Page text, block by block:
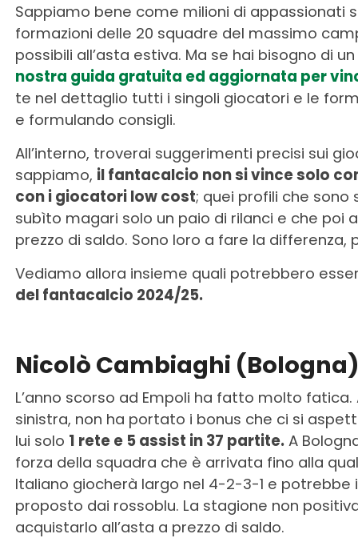
Sappiamo bene come milioni di appassionati
formazioni delle 20 squadre del massimo
possibili all’asta estiva. Ma se hai bisogno di
nostra guida gratuita ed aggiornata per
te nel dettaglio tutti i singoli giocatori e le
e formulando consigli.
All’interno, troverai suggerimenti precisi sui
sappiamo, il fantacalcio non si vince solo
con i giocatori low cost; quei profili che
subìto magari solo un paio di rilanci e che poi
prezzo di saldo. Sono loro a fare la
Vediamo allora insieme quali potrebbero
del fantacalcio 2024/25.
Nicolò Cambiaghi
L’anno scorso ad Empoli ha fatto molto
sinistra, non ha portato i bonus che ci si
lui solo 1 rete e 5 assist in 37 partite. A
forza della squadra che è arrivata fino alla
Italiano giocherà largo nel 4-2-3-1 e
proposto dai rossoblu. La stagione non
acquistarlo all’asta a prezzo di saldo.